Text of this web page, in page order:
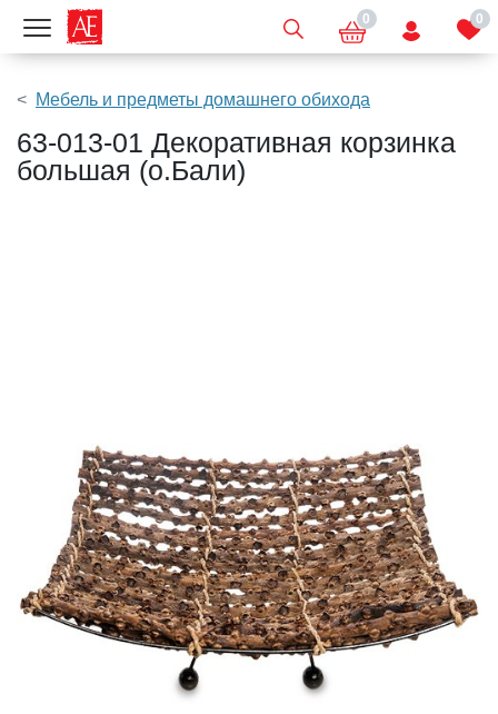
Показать меню 0 0
Мебель и предметы домашнего обихода
63-013-01 Декоративная корзинка
большая (о.Бали)